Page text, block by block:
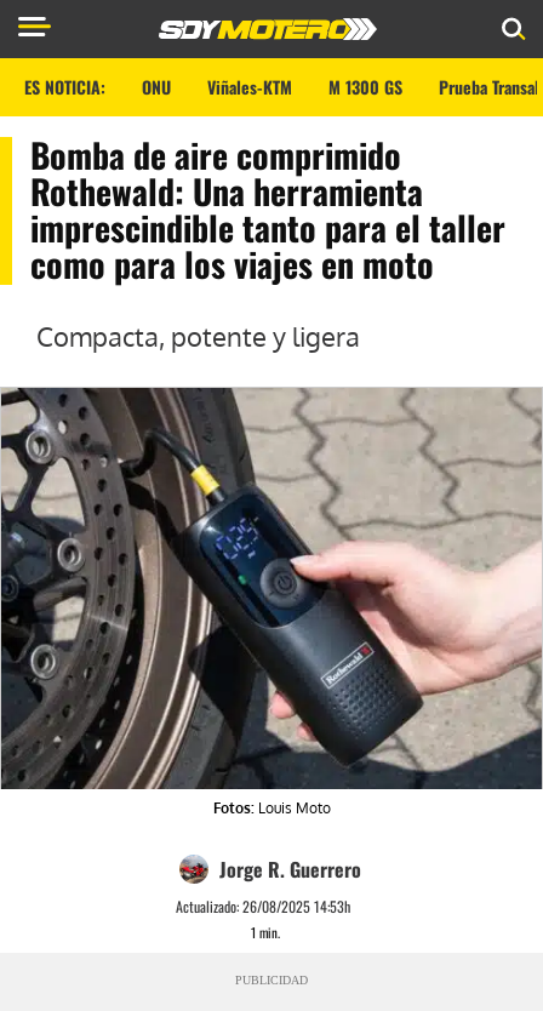
ES NOTICIA: ONU Viñales-KTM M 1300 GS Prueba
Bomba de aire comprimido
Rothewald: Una herramienta
imprescindible tanto para el taller
como para los viajes en moto
Compacta, potente y ligera
Fotos:Louis Moto
Jorge R. Guerrero
Actualizado:26/08/2025 14:53h
1 min.
PUBLICIDAD